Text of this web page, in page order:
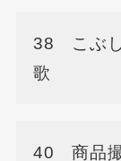
38 こぶし
歌
40 商品撮